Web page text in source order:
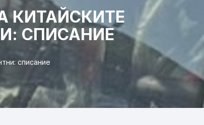
КИТАЙСКИТЕ
СПИСАНИЕ
списание